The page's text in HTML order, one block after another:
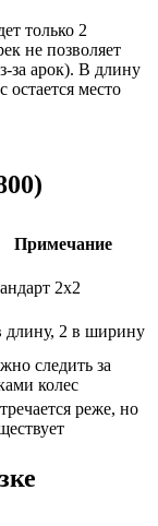
только 2
не позволяет
за арок). В длину
остается место
Примечание
2х2
длину, 2 в ширину
следить за
колес
реже, но